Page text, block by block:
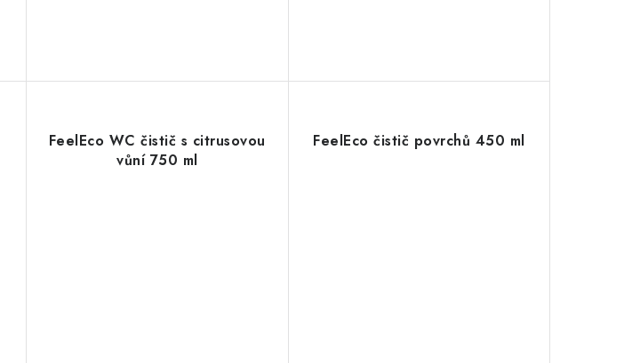
FeelEco WC čistič s citrusovou
vůní 750 ml
FeelEco čistič povrchů 450 ml